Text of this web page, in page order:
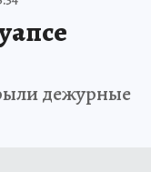
дежурные